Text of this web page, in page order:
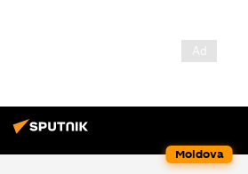
Moldova